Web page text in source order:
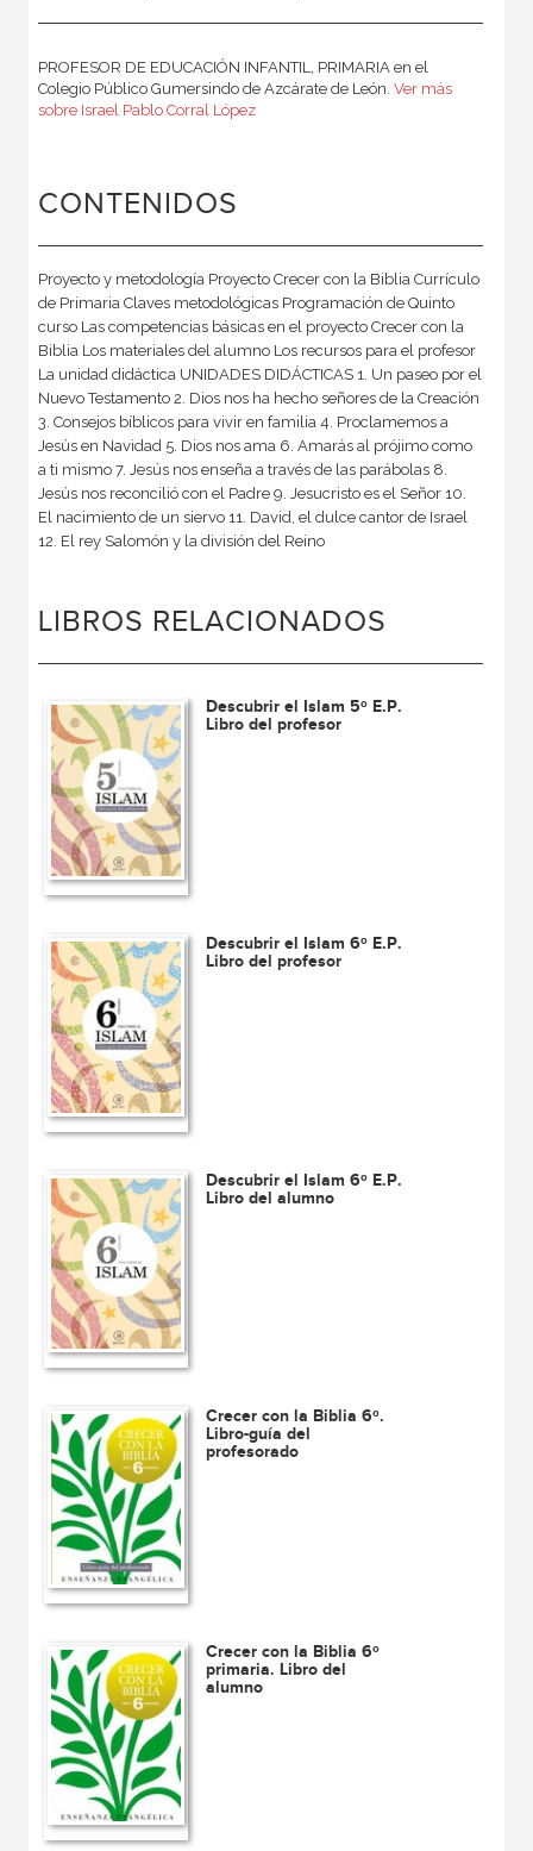
PROFESOR DE EDUCACIÓN INFANTIL, PRIMARIA en el
Colegio Público Gumersindo de Azcárate de León. Ver más
sobre Israel Pablo Corral López
CONTENIDOS
Proyecto y metodología Proyecto Crecer con la Biblia Currículo
de Primaria Claves metodológicas Programación de Quinto
curso Las competencias básicas en el proyecto Crecer con la
Biblia Los materiales del alumno Los recursos para el profesor
La unidad didáctica UNIDADES DIDÁCTICAS 1. Un paseo por el
Nuevo Testamento 2. Dios nos ha hecho señores de la Creación
3. Consejos bíblicos para vivir en familia 4. Proclamemos a
Jesús en Navidad 5. Dios nos ama 6. Amarás al prójimo como
a ti mismo 7. Jesús nos enseña a través de las parábolas 8.
Jesús nos reconcilió con el Padre 9. Jesucristo es el Señor 10.
El nacimiento de un siervo 11. David, el dulce cantor de Israel
12. El rey Salomón y la división del Reino
LIBROS RELACIONADOS
Descubrir el Islam 5º E.P.
Libro del profesor
Descubrir el Islam 6º E.P.
Libro del profesor
Descubrir el Islam 6º E.P.
Libro del alumno
Crecer con la Biblia 6º.
Libro-guía del
profesorado
Crecer con la Biblia 6º
primaria. Libro del
alumno